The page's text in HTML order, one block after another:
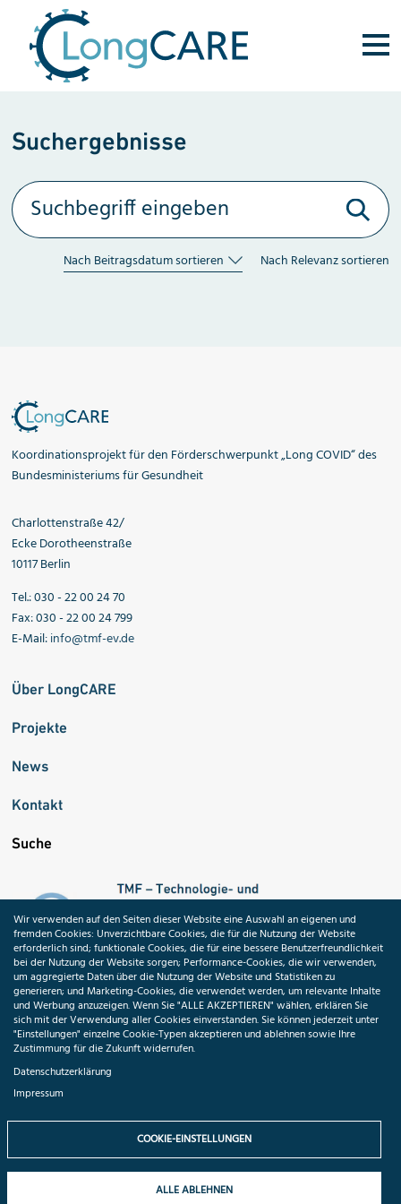
Direkt zum Inhalt
Suchergebnisse
Suche
Nach Beitragsdatum sortieren Aufsteigend sortieren
Nach Relevanz sortieren
Koordinationsprojekt für den Förderschwerpunkt „Long COVID“ des
Bundesministeriums für Gesundheit
Charlottenstraße 42/
Ecke Dorotheenstraße
10117 Berlin
Tel.: 030 - 22 00 24 70
Fax: 030 - 22 00 24 799
E-Mail:info@tmf-ev.de
Über LongCARE
Projekte
News
Kontakt
Suche
Wir verwenden auf den Seiten dieser Website eine Auswahl an eigenen und
fremden Cookies: Unverzichtbare Cookies, die für die Nutzung der Website
erforderlich sind; funktionale Cookies, die für eine bessere Benutzerfreundlichkeit
bei der Nutzung der Website sorgen; Performance-Cookies, die wir verwenden,
um aggregierte Daten über die Nutzung der Website und Statistiken zu
generieren; und Marketing-Cookies, die verwendet werden, um relevante Inhalte
und Werbung anzuzeigen. Wenn Sie "ALLE AKZEPTIEREN" wählen, erklären Sie
sich mit der Verwendung aller Cookies einverstanden. Sie können jederzeit unter
"Einstellungen" einzelne Cookie-Typen akzeptieren und ablehnen sowie Ihre
Zustimmung für die Zukunft widerrufen.
Datenschutzerklärung
Impressum
COOKIE-EINSTELLUNGEN
ALLE ABLEHNEN